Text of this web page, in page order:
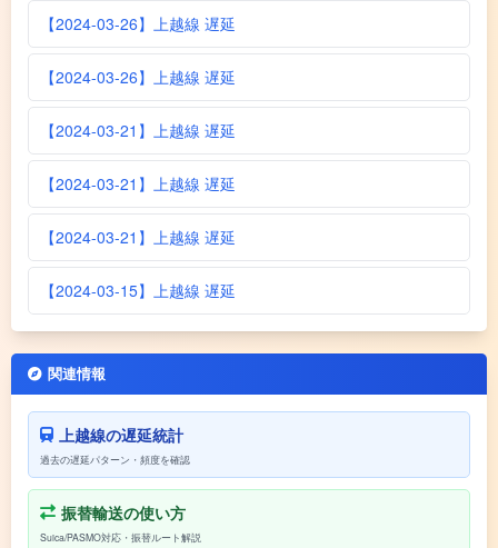
【2024-03-26】上越線 遅延
【2024-03-26】上越線 遅延
【2024-03-21】上越線 遅延
【2024-03-21】上越線 遅延
【2024-03-21】上越線 遅延
【2024-03-15】上越線 遅延
関連情報
上越線の遅延統計
過去の遅延パターン・頻度を確認
振替輸送の使い方
Suica/PASMO対応・振替ルート解説